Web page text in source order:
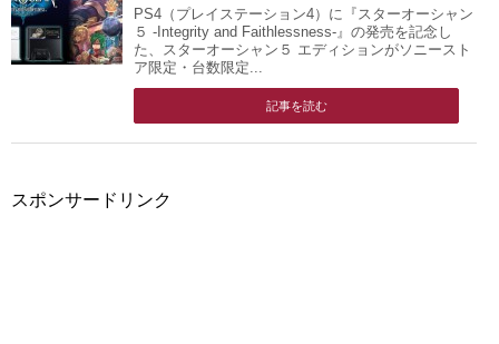
PS4（プレイステーション4）に『スターオーシャン
５ ‐Integrity and Faithlessness‐』の発売を記念し
た、スターオーシャン５ エディションがソニースト
ア限定・台数限定...
記事を読む
スポンサードリンク